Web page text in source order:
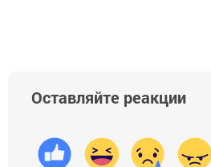
Оставляйте реакции